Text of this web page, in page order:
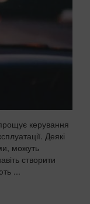
керування
Деякі
можуть
створити
...